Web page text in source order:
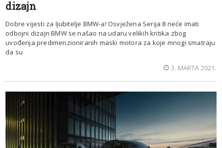
dizajn
Dobre vijesti za ljubitelje BMW-a! Osvježena Serija 8 neće imati
odbojni dizajn BMW se našao na udaru velikih kritika zbog
uvođenja predimenzioniranih maski motora za koje mnogi smatraju
da su
3. MARTA 2021.